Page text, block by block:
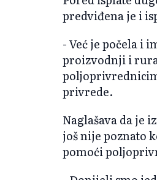
predviđena je i
- Već je počela i
proizvodnji i
privrede.
Naglašava da je
još nije poznato
pomoći